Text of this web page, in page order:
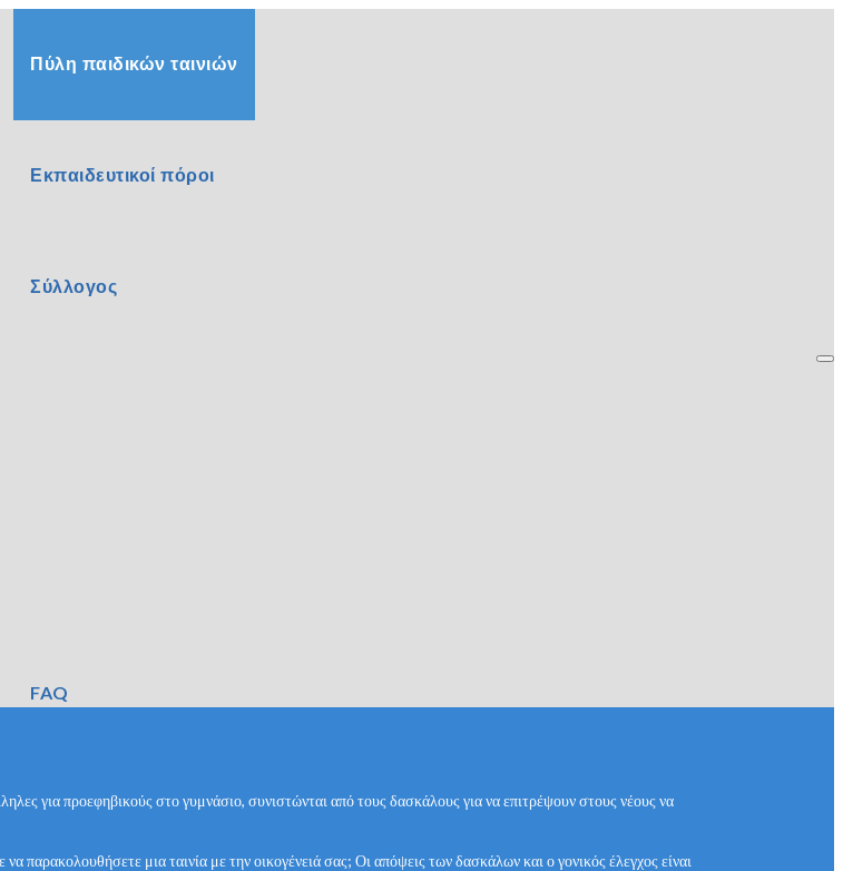
Πύλη παιδικών ταινιών
Εκπαιδευτικοί πόροι
Σύλλογος
FAQ
για προεφηβικούς στο γυμνάσιο, συνιστώνται από τους δασκάλους για να επιτρέψουν στους νέους να
παρακολουθήσετε μια ταινία με την οικογένειά σας; Οι απόψεις των δασκάλων και ο γονικός έλεγχος είναι